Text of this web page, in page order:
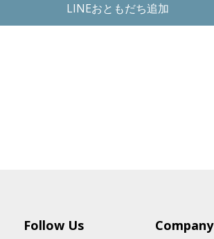
LINEおともだち追加
Follow Us Company